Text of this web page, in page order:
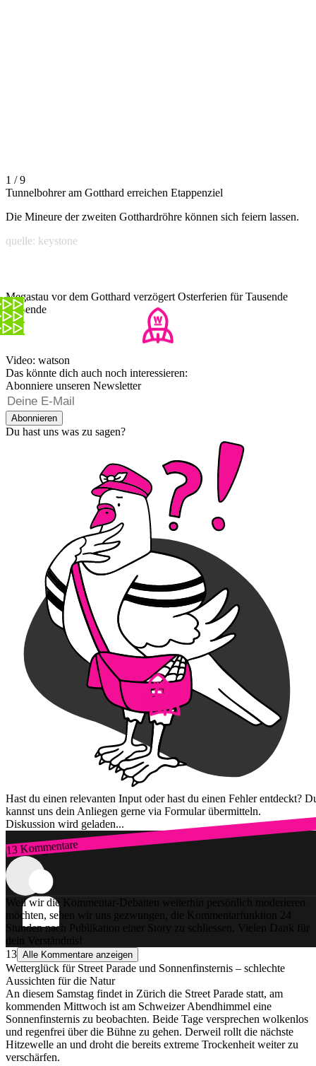
1 / 9
Tunnelbohrer am Gotthard erreichen Etappenziel
Die Mineure der zweiten Gotthardröhre können sich feiern lassen.
quelle: keystone
Megastau vor dem Gotthard verzögert Osterferien für Tausende
Reisende
Video: watson
Das könnte dich auch noch interessieren:
Abonniere unseren Newsletter
Abonnieren
Du hast uns was zu sagen?
Hast du einen relevanten Input oder hast du einen Fehler entdeckt?
kannst uns dein Anliegen gerne via Formular übermitteln.
Diskussion wird geladen...
13 Kommentare
Zum Login
Weil wir die Kommentar-Debatten weiterhin persönlich moderieren
möchten, sehen wir uns gezwungen, die Kommentarfunktion 24
Stunden nach Publikation einer Story zu schliessen. Vielen Dank für
dein Verständnis!
13 Alle Kommentare anzeigen
Wetterglück für Street Parade und Sonnenfinsternis – schlechte
Aussichten für die Natur
An diesem Samstag findet in Zürich die Street Parade statt, am
kommenden Mittwoch ist am Schweizer Abendhimmel eine
Sonnenfinsternis zu beobachten. Beide Tage versprechen wolkenlos
und regenfrei über die Bühne zu gehen. Derweil rollt die nächste
Hitzewelle an und droht die bereits extreme Trockenheit weiter zu
verschärfen.